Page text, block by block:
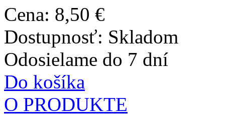
Cena: 8,50 €
Dostupnosť: Skladom
Odosielame do 7 dní
Do košíka
O PRODUKTE